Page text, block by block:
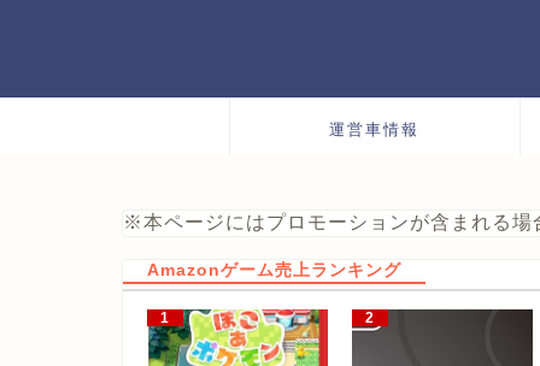
運営車情報
※本ページにはプロモーションが含まれる場
Amazonゲーム売上ランキング